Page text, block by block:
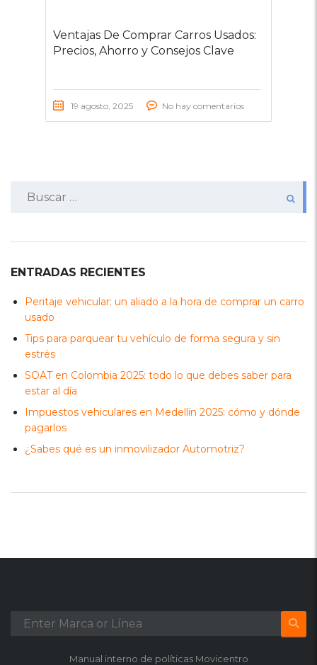
Ventajas De Comprar Carros Usados:
Precios, Ahorro y Consejos Clave
19 agosto, 2025 No hay comentarios
ENTRADAS RECIENTES
Peritaje vehicular: un aliado a la hora de comprar un carro
usado
Tips para parquear tu vehículo de forma segura y sin
estrés
SOAT en Colombia 2025: todo lo que debes saber para
estar al día
Impuestos vehiculares en Medellín 2025: cómo y dónde
pagarlos
¿Sabes qué es un inmovilizador Automotriz?
Manual interno de políticas Movicentro